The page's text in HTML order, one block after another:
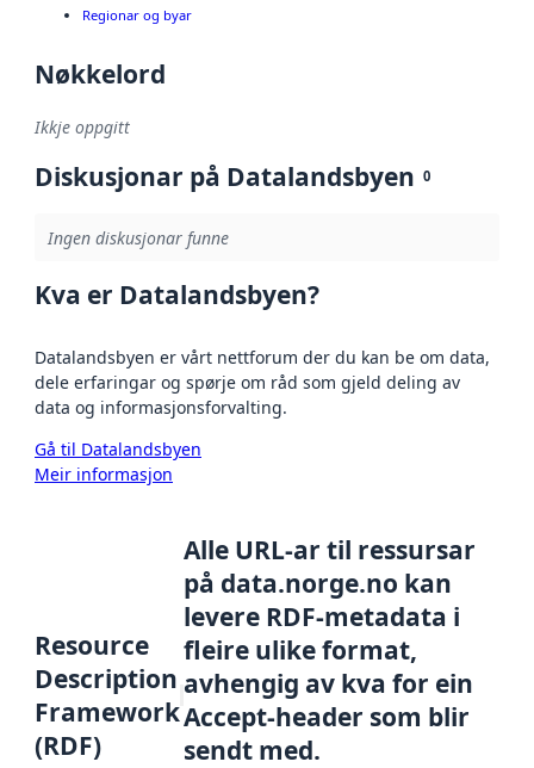
Regionar og byar
Nøkkelord
Ikkje oppgitt
Diskusjonar på Datalandsbyen 0
Ingen diskusjonar funne
Kva er Datalandsbyen?
Datalandsbyen er vårt nettforum der du kan be om data,
dele erfaringar og spørje om råd som gjeld deling av
data og informasjonsforvalting.
Gå til Datalandsbyen
Meir informasjon
Resource
Description
Framework
(RDF)
Alle URL-ar til ressursar
på data.norge.no kan
levere RDF-metadata i
fleire ulike format,
avhengig av kva for ein
Accept-header som blir
sendt med.